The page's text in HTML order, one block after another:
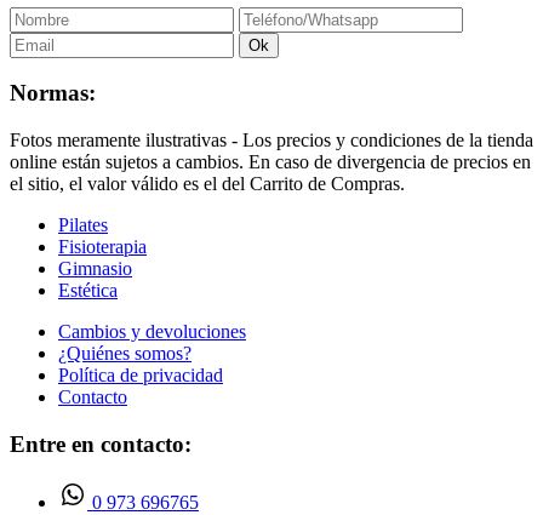
Ok
Normas:
Fotos meramente ilustrativas - Los precios y condiciones de la tienda
online están sujetos a cambios. En caso de divergencia de precios en
el sitio, el valor válido es el del Carrito de Compras.
Pilates
Fisioterapia
Gimnasio
Estética
Cambios y devoluciones
¿Quiénes somos?
Política de privacidad
Contacto
Entre en contacto:
0 973 696765